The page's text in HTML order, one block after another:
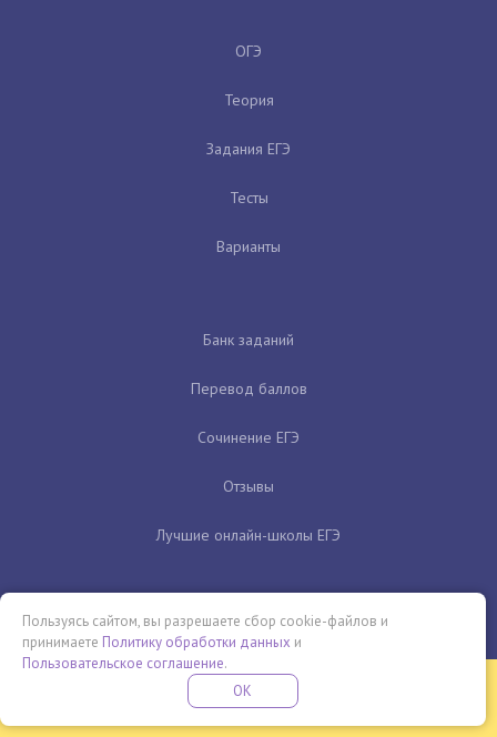
ОГЭ
Теория
Задания ЕГЭ
Тесты
Варианты
Банк заданий
Перевод баллов
Сочинение ЕГЭ
Отзывы
Лучшие онлайн-школы ЕГЭ
Бесплатная летняя школа
ПРОВЕДИ ЭТО ЛЕТО С ПОЛЬЗОЙ
Пользуясь сайтом, вы разрешаете сбор cookie-файлов и
принимаете Политику обработки данных и
Пользовательское соглашение.
OK